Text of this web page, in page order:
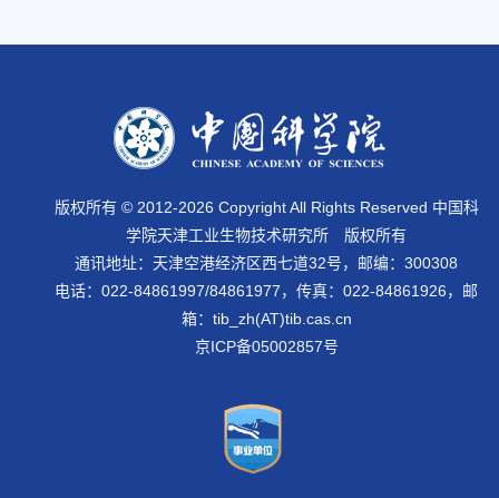
版权所有 © 2012-2026 Copyright All Rights Reserved 中国科
学院天津工业生物技术研究所 版权所有
通讯地址：天津空港经济区西七道32号，邮编：300308
电话：022-84861997/84861977，传真：022-84861926，邮
箱：tib_zh(AT)tib.cas.cn
京ICP备05002857号